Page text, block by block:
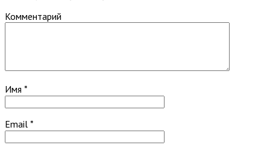
Комментарий
Имя *
Email *